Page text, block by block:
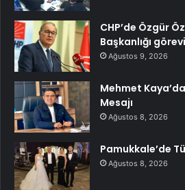
CHP’de Özgür
Başkanlığı
Ağustos 9, 2026
Mehmet
Mesajı
Ağustos 8, 2026
Pamukkale’de
Ağustos 8, 2026